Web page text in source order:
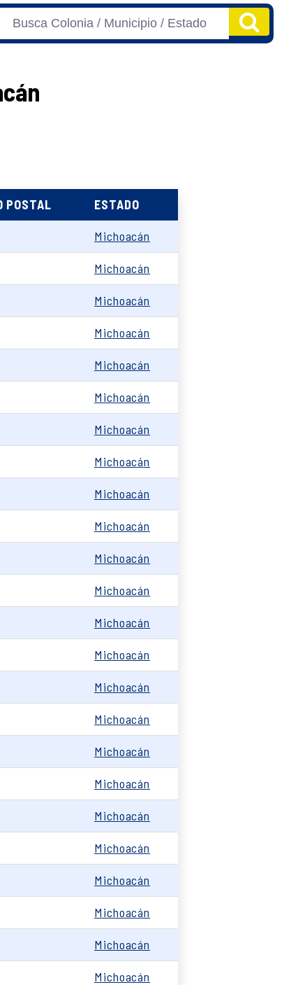
POSTAL ESTADO
Michoacán
Michoacán
Michoacán
Michoacán
Michoacán
Michoacán
Michoacán
Michoacán
Michoacán
Michoacán
Michoacán
Michoacán
Michoacán
Michoacán
Michoacán
Michoacán
Michoacán
Michoacán
Michoacán
Michoacán
Michoacán
Michoacán
Michoacán
Michoacán